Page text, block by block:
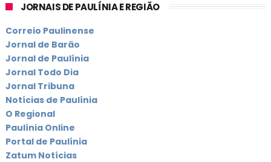
JORNAIS DE PAULÍNIA E REGIÃO
Correio Paulinense
Jornal de Barão
Jornal de Paulínia
Jornal Todo Dia
Jornal Tribuna
Notícias de Paulínia
O Regional
Paulínia Online
Portal de Paulínia
Zatum Notícias